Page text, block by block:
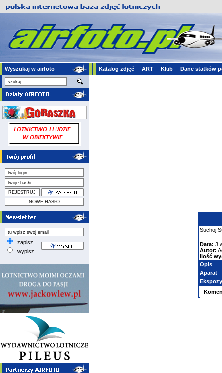
Wyszukaj w airfoto Katalog zdjęć ART Klub Dane statków
zapisz
wypisz
Suchoj
-
Data: 3
Autor:
Ilość
Opis
Aparat